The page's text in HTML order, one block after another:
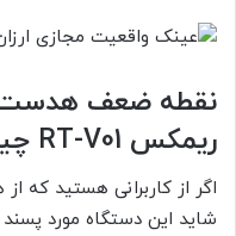
نقطه ضعف هدست
ریمکس RT-V01 چیست؟
اگر از کاربرانی هستید که
شاید این دستگاه مورد